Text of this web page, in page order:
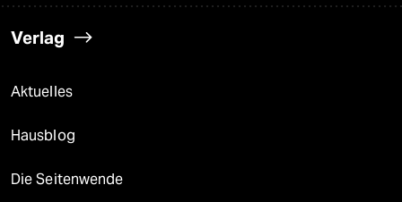
Verlag
Aktuelles
Hausblog
Die Seitenwende